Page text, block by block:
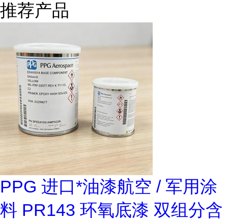
推荐产品
PPG 进口*油漆航空 / 军用涂
料 PR143 环氧底漆 双组分含